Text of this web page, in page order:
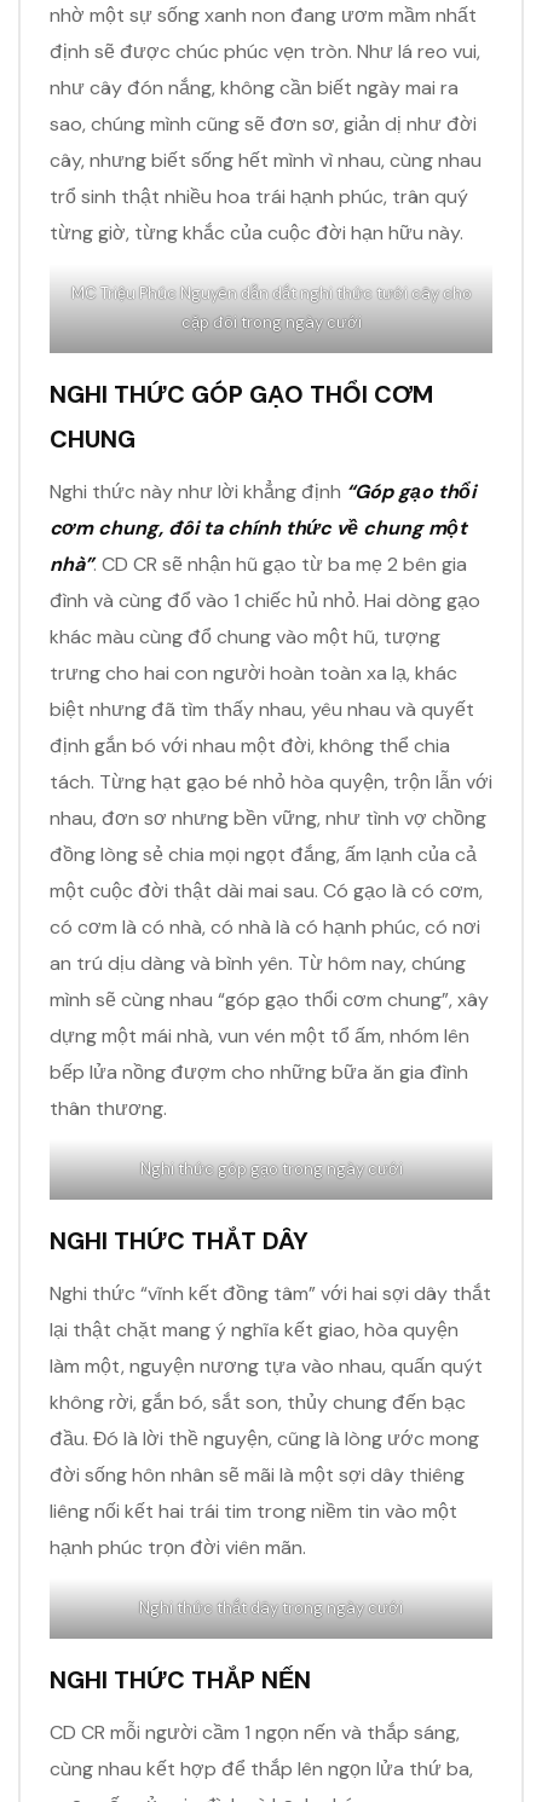
nhờ một sự sống xanh non đang ươm mầm nhất
định sẽ được chúc phúc vẹn tròn. Như lá reo vui,
như cây đón nắng, không cần biết ngày mai ra
sao, chúng mình cũng sẽ đơn sơ, giản dị như đời
cây, nhưng biết sống hết mình vì nhau, cùng nhau
trổ sinh thật nhiều hoa trái hạnh phúc, trân quý
từng giờ, từng khắc của cuộc đời hạn hữu này.
MC Triệu Phúc Nguyên dẫn dắt nghi thức tưới cây cho
cặp đôi trong ngày cưới
NGHI THỨC GÓP GẠO THỔI CƠM
CHUNG
Nghi thức này như lời khẳng định “Góp gạo thổi
cơm chung, đôi ta chính thức về chung một
nhà”. CD CR sẽ nhận hũ gạo từ ba mẹ 2 bên gia
đình và cùng đổ vào 1 chiếc hủ nhỏ. Hai dòng gạo
khác màu cùng đổ chung vào một hũ, tượng
trưng cho hai con người hoàn toàn xa lạ, khác
biệt nhưng đã tìm thấy nhau, yêu nhau và quyết
định gắn bó với nhau một đời, không thể chia
tách. Từng hạt gạo bé nhỏ hòa quyện, trộn lẫn với
nhau, đơn sơ nhưng bền vững, như tình vợ chồng
đồng lòng sẻ chia mọi ngọt đắng, ấm lạnh của cả
một cuộc đời thật dài mai sau. Có gạo là có cơm,
có cơm là có nhà, có nhà là có hạnh phúc, có nơi
an trú dịu dàng và bình yên. Từ hôm nay, chúng
mình sẽ cùng nhau “góp gạo thổi cơm chung”, xây
dựng một mái nhà, vun vén một tổ ấm, nhóm lên
bếp lửa nồng đượm cho những bữa ăn gia đình
thân thương.
Nghi thức góp gạo trong ngày cưới
NGHI THỨC THẮT DÂY
Nghi thức “vĩnh kết đồng tâm” với hai sợi dây thắt
lại thật chặt mang ý nghĩa kết giao, hòa quyện
làm một, nguyện nương tựa vào nhau, quấn quýt
không rời, gắn bó, sắt son, thủy chung đến bạc
đầu. Đó là lời thề nguyện, cũng là lòng ước mong
đời sống hôn nhân sẽ mãi là một sợi dây thiêng
liêng nối kết hai trái tim trong niềm tin vào một
hạnh phúc trọn đời viên mãn.
Nghi thức thắt dây trong ngày cưới
NGHI THỨC THẮP NẾN
CD CR mỗi người cầm 1 ngọn nến và thắp sáng,
cùng nhau kết hợp để thắp lên ngọn lửa thứ ba,